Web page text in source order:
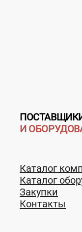
Соцсети,
И
Каталог
Каталог
Закупки
Контакты